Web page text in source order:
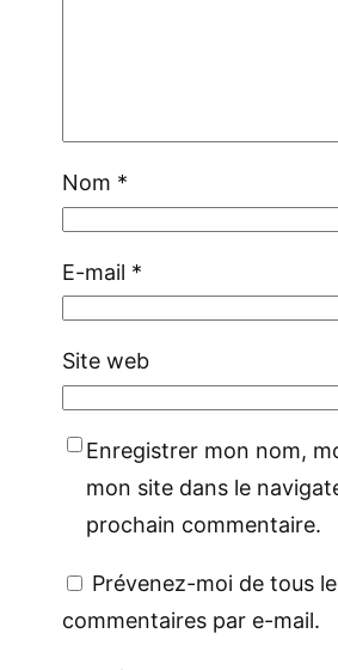
Nom *
E-mail *
Site web
Enregistrer mon nom,
mon site dans le
prochain commentaire.
Prévenez-moi de tous
commentaires par e-mail.